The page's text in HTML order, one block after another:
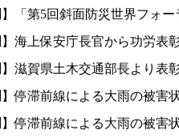
】「第5回斜面防災世界フォ
】海上保安庁長官から功労表
】滋賀県土木交通部長より表
】停滞前線による大雨の被
】停滞前線による大雨の被